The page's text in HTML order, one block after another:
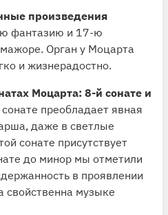
произведения
фантазию и 17-ю
Орган у Моцарта
и жизнерадостно.
Моцарта: 8-й сонате и
преобладает явная
даже в светлые
сонате присутствует
до минор мы отметили
в проявлении
свойственна музыке